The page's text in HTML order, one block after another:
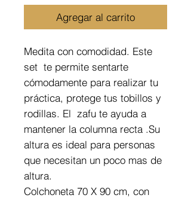
Agregar al carrito
Medita con comodidad. Este
set te permite sentarte
cómodamente para realizar tu
práctica, protege tus tobillos y
rodillas. El zafu te ayuda a
mantener la columna recta .Su
altura es ideal para personas
que necesitan un poco mas de
altura.
Colchoneta 70 X 90 cm, con